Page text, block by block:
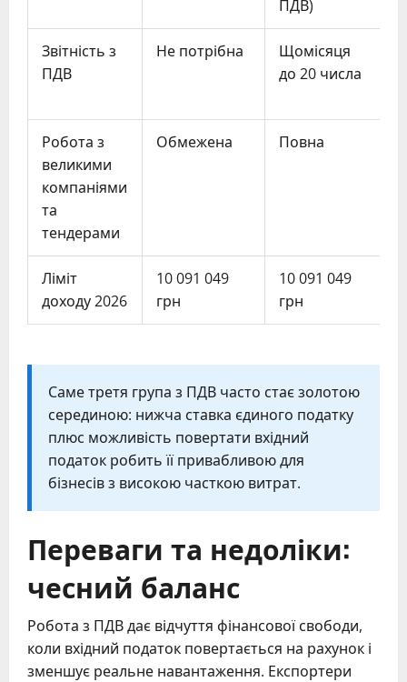
ПДВ)
Звітність з
ПДВ
Не потрібна
Щомісяця
до 20 числа
Робота з
великими
компаніями
та
тендерами
Обмежена Повна
Ліміт
доходу 2026
10 091 049
грн
10 091 049
грн
Саме третя група з ПДВ часто стає золотою
серединою: нижча ставка єдиного податку
плюс можливість повертати вхідний
податок робить її привабливою для
бізнесів з високою часткою витрат.
Переваги та недоліки:
чесний баланс
Робота з ПДВ дає відчуття фінансової свободи,
коли вхідний податок повертається на рахунок і
зменшує реальне навантаження. Експортери